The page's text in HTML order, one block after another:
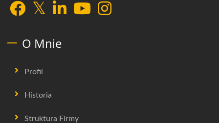
O Mnie
Profil
Historia
Struktura Firmy